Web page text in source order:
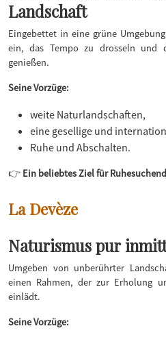
Landschaft
Eingebettet in eine grüne
ein, das Tempo zu drosseln und
genießen.
Seine Vorzüge:
weite Naturlandschaften,
eine gesellige und
Ruhe und Abschalten.
👉 Ein beliebtes Ziel für
La Devèze
Naturismus pur
Umgeben von unberührter
einen Rahmen, der zur Erholung
einlädt.
Seine Vorzüge: